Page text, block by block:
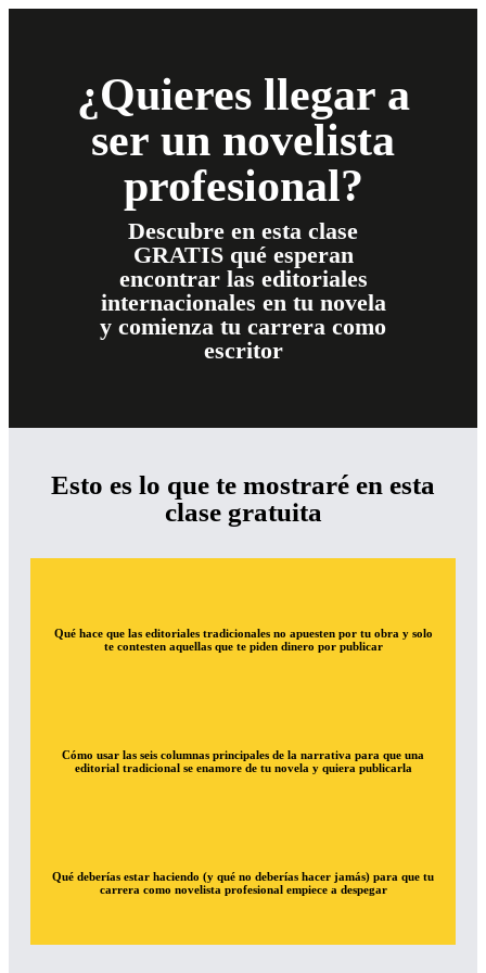
¿Quieres llegar a
ser un novelista
profesional?
Descubre en esta clase
GRATIS qué esperan
encontrar las editoriales
internacionales en tu novela
y comienza tu carrera como
escritor
Esto es lo que te mostraré en esta
clase gratuita
Qué hace que las editoriales tradicionales no apuesten por tu obra y solo
te contesten aquellas que te piden dinero por publicar
Cómo usar las seis columnas principales de la narrativa para que una
editorial tradicional se enamore de tu novela y quiera publicarla
Qué deberías estar haciendo (y qué no deberías hacer jamás) para que tu
carrera como novelista profesional empiece a despegar